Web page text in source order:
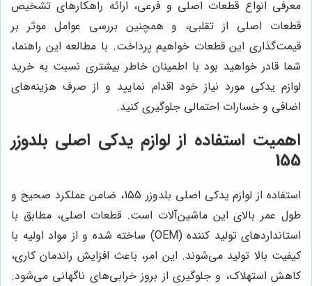
معرفی انواع قطعات اصلی و فرعی، ارائه راهکارهای تشخیص
قطعات اصلی از تقلبی، و همچنین بررسی عوامل موثر بر
قیمت‌گذاری این قطعات خواهیم پرداخت. با مطالعه این راهنما،
شما قادر خواهید بود با اطمینان خاطر بیشتری نسبت به خرید
لوازم یدکی مورد نیاز خود اقدام نمایید و از صرف هزینه‌های
اضافی و خسارات احتمالی جلوگیری کنید.
اهمیت استفاده از لوازم یدکی اصلی بلدوزر
155
استفاده از لوازم یدکی اصلی بلدوزر 155، ضامن عملکرد صحیح و
طول عمر بالای این ماشین‌آلات است. قطعات اصلی، مطابق با
استانداردهای تولید کننده (OEM) ساخته شده و از مواد اولیه با
کیفیت بالا تولید می‌شوند. این امر، باعث افزایش راندمان کاری،
کاهش استهلاک، و جلوگیری از بروز خرابی‌های ناگهانی می‌شود.